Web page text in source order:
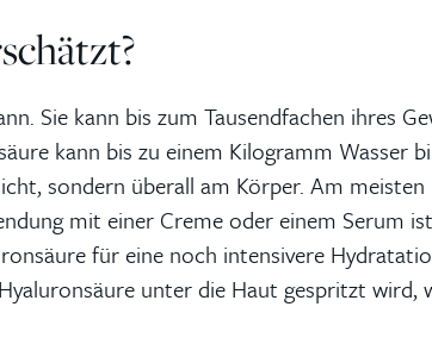
Sie kann bis zum Tausendfachen ihres
kann bis zu einem Kilogramm Wasser
sondern überall am Körper. Am
mit einer Creme oder einem Serum
für eine noch intensivere
unter die Haut gespritzt